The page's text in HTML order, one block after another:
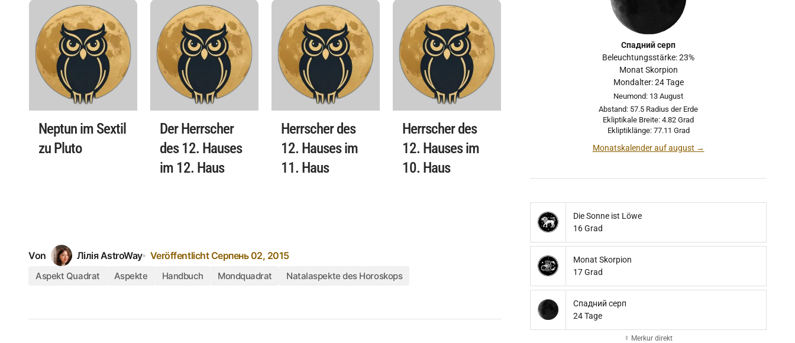
Neptun im Sextil
zu Pluto
Der Herrscher
des 12. Hauses
im 12. Haus
Herrscher des
12. Hauses im
11. Haus
Herrscher des
12. Hauses im
10. Haus
Von Лілія AstroWay VeröffentlichtСерпень 02, 2015
Aspekt Quadrat Aspekte Handbuch Mondquadrat Natalaspekte des Horoskops
Спадний серп
Beleuchtungsstärke: 23%
Monat Skorpion
Mondalter: 24 Tage
Neumond: 13 August
Abstand: 57.5 Radius der Erde
Ekliptikale Breite: 4.82 Grad
Ekliptiklänge: 77.11 Grad
Monatskalender auf august →
Die Sonne ist Löwe
16 Grad
Monat Skorpion
17 Grad
Спадний серп
24 Tage
☿ Merkur direkt